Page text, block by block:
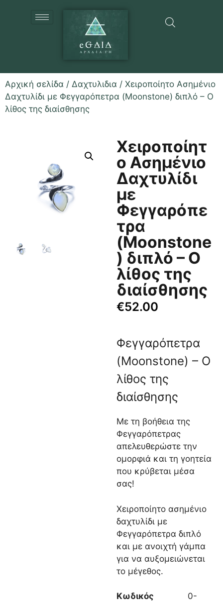
Αρχική σελίδα / Δαχτυλιδια / Χειροποίητο Ασημένιο
Δαχτυλίδι με Φεγγαρόπετρα (Moonstone) διπλό – Ο
λίθος της διαίσθησης
Χειροποίητ
ο Ασημένιο
Δαχτυλίδι
με
Φεγγαρόπε
τρα
(Moonstone
) διπλό – Ο
λίθος της
διαίσθησης
€52.00
Φεγγαρόπετρα
(Moonstone) – Ο
λίθος της
διαίσθησης
Με τη βοήθεια της
Φεγγαρόπετρας
απελευθερώστε την
ομορφιά και τη γοητεία
που κρύβεται μέσα
σας!
Χειροποίητο ασημένιο
δαχτυλίδι με
Φεγγαρόπετρα διπλό
και με ανοιχτή γάμπα
για να αυξομειώνεται
το μέγεθος.
Κωδικός
0-